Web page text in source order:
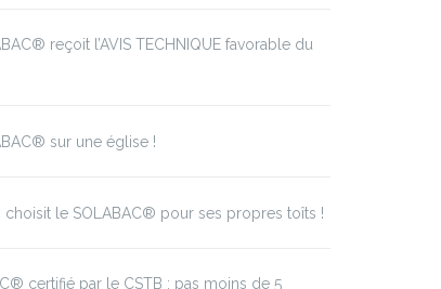
reçoit l’AVIS TECHNIQUE favorable du
sur une église !
choisit le SOLABAC® pour ses propres toîts !
certifié par le CSTB : pas moins de 5